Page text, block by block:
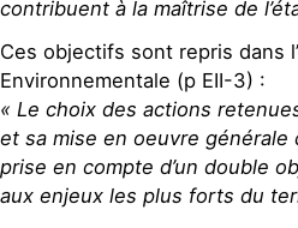
contribuent à la maîtrise de
Ces objectifs sont repris dans
Environnementale (p EII-3) :
« Le choix des actions
et sa mise en oeuvre générale
prise en compte d’un double
aux enjeux les plus forts du